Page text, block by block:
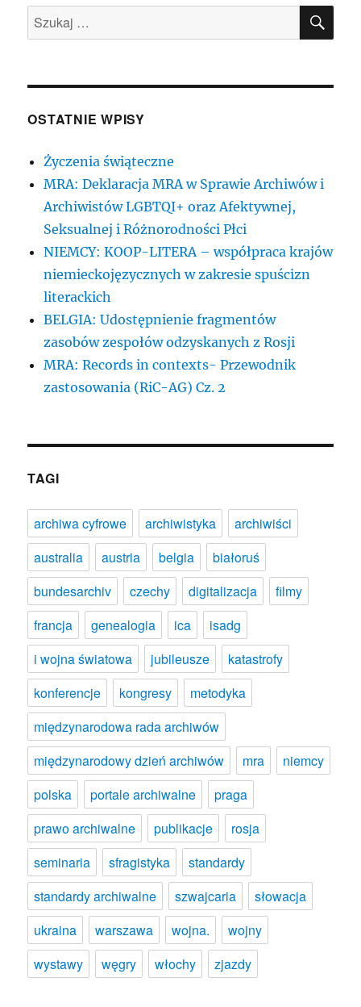
Szukaj:
OSTATNIE WPISY
Życzenia świąteczne
MRA: Deklaracja MRA w Sprawie Archiwów i
Archiwistów LGBTQI+ oraz Afektywnej,
Seksualnej i Różnorodności Płci
NIEMCY: KOOP-LITERA – współpraca krajów
niemieckojęzycznych w zakresie spuścizn
literackich
BELGIA: Udostępnienie fragmentów
zasobów zespołów odzyskanych z Rosji
MRA: Records in contexts- Przewodnik
zastosowania (RiC-AG) Cz. 2
TAGI
archiwa cyfrowe archiwistyka
archiwiści
australia
austria belgia
białoruś
bundesarchiv
czechy digitalizacja
filmy
francja
genealogia ica
isadg
i wojna światowa
jubileusze
katastrofy
konferencje
kongresy
metodyka
międzynarodowa rada archiwów
międzynarodowy dzień archiwów
mra
niemcy
polska
portale archiwalne
praga
prawo archiwalne
publikacje
rosja
seminaria
sfragistyka
standardy
standardy archiwalne
szwajcaria
słowacja
ukraina
warszawa wojna.
wojny
wystawy
węgry włochy zjazdy